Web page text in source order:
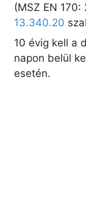
(MSZ EN
13.340.20
10 évig kell a
napon belül
esetén.